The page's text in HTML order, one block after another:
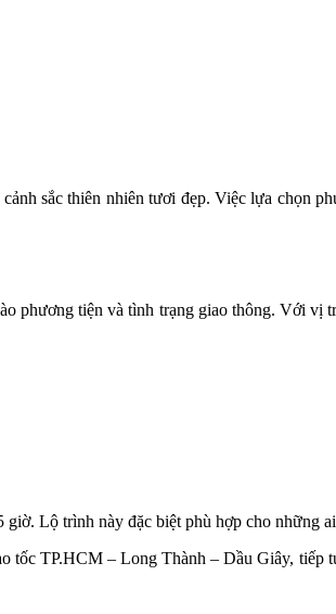
sắc thiên nhiên tươi đẹp. Việc lựa chọn
phương tiện và tình trạng giao thông. Với vị
Lộ trình này đặc biệt phù hợp cho những
TP.HCM – Long Thành – Dầu Giây, tiếp